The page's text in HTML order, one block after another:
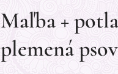
Maľba +
plemená